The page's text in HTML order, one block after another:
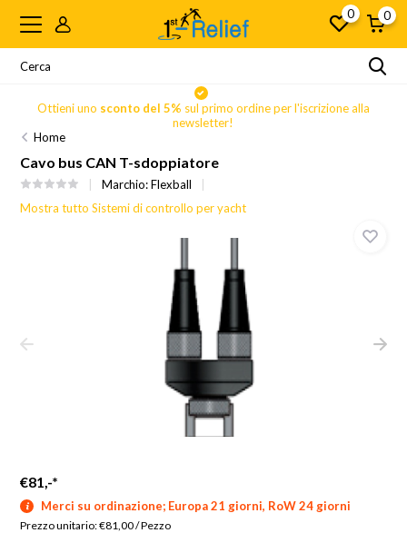
0 0
Ottieni uno sconto del 5% sul primo ordine per l'iscrizione alla
newsletter!
Home
Cavo bus CAN T-sdoppiatore
Marchio:Flexball
Mostra tutto Sistemi di controllo per yacht
€81,-*
Merci su ordinazione; Europa 21 giorni, RoW 24 giorni
Prezzo unitario:€81,00/Pezzo